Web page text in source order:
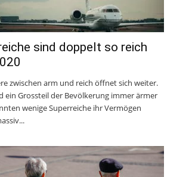
sind doppelt so reich
zwischen arm und reich öffnet sich weiter.
ein Grossteil der Bevölkerung immer ärmer
wenige Superreiche ihr Vermögen